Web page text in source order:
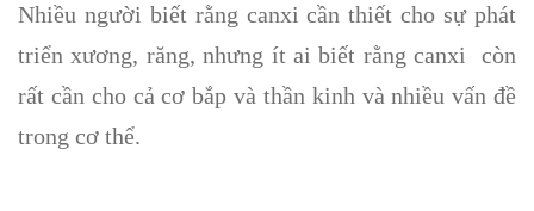
Nhiều người biết rằng canxi cần thiết cho sự phát
triển xương, răng, nhưng ít ai biết rằng canxi còn
rất cần cho cả cơ bắp và thần kinh và nhiều vấn đề
trong cơ thể.